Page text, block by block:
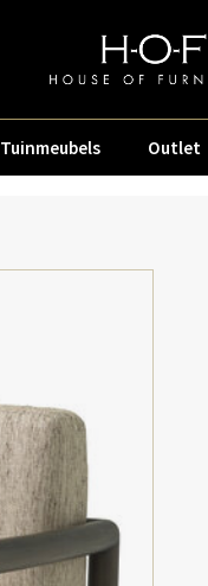
Tuinmeubels Outlet